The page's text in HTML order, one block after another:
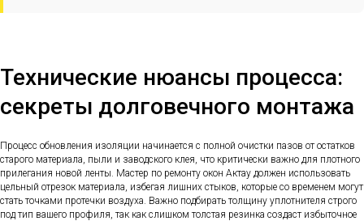
Технические нюансы процесса:
секреты долговечного монтажа
Процесс обновления изоляции начинается с полной очистки пазов от остатков
старого материала, пыли и заводского клея, что критически важно для плотного
прилегания новой ленты. Мастер по ремонту окон Актау должен использовать
цельный отрезок материала, избегая лишних стыков, которые со временем могут
стать точками протечки воздуха. Важно подбирать толщину уплотнителя строго
под тип вашего профиля, так как слишком толстая резинка создаст избыточное